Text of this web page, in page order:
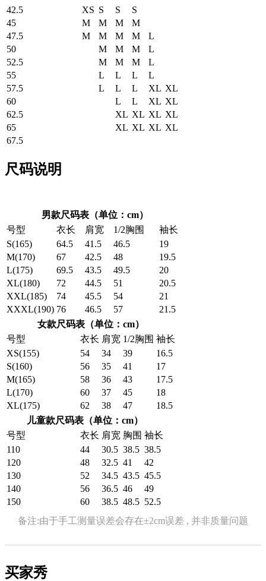
42.5
XS S S
S
45
M M M
M
47.5
M M M M
L
50
M M M
L
52.5
M M M
L
55
L L L
L
57.5
L L L XL XL
60
L L XL XL
62.5
XL XL XL XL
65
XL XL XL XL
67.5
尺码说明
男款尺码表（单位：cm）
号型
衣长 肩宽 1/2胸围
袖长
S(165)
64.5 41.5 46.5
19
M(170)
67 42.5 48
19.5
L(175)
69.5 43.5 49.5
20
XL(180)
72 44.5 51
20.5
XXL(185)
74 45.5 54
21
XXXL(190) 76 46.5 57
21.5
女款尺码表（单位：cm）
号型
衣长 肩宽 1/2胸围 袖长
XS(155)
54 34 39
16.5
S(160)
56 35 41
17
M(165)
58 36 43
17.5
L(170)
60 37 45
18
XL(175)
62 38 47
18.5
儿童款尺码表（单位：cm）
号型
衣长 肩宽 胸围 袖长
110
44 30.5 38.5 38.5
120
48 32.5 41
42
130
52 34.5 43.5 45.5
140
56 36.5 46
49
150
60 38.5 48.5 52.5
备注:由于手工测量误差会存在±2cm误差 , 并非质量问题
买家秀